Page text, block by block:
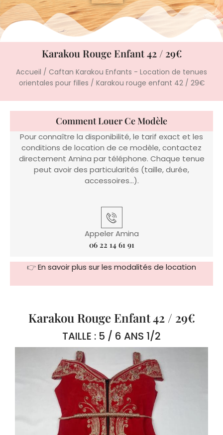
Karakou Rouge Enfant 42 / 29€
/Caftan Karakou Enfants - Location de tenues
/ Karakou rouge enfant 42 / 29€
Comment Louer Ce Modèle
Pour connaître la disponibilité, le tarif exact et les
conditions de location de ce modèle, contactez
directement Amina par téléphone. Chaque tenue
peut avoir des particularités (taille, durée,
accessoires…).
Appeler Amina
06 22 14 61 91
En savoir plus sur les modalités de location
TAILLE : 5 / 6 ANS 1/2